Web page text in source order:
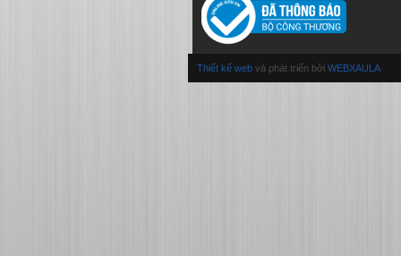
Thiết kế web và phát triển bởi WEBXAULA